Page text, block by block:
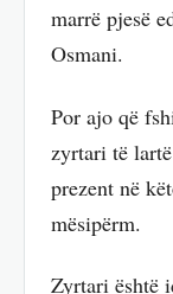
marrë pjesë
Osmani.
Por ajo që
zyrtari të
prezent në
mësipërm.
Zyrtari është